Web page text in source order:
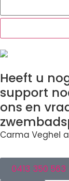
Heeft u
support
ons en
Carma Veghel
0413 350 563